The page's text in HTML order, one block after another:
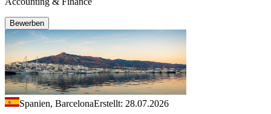
Bewerben
Spanien, BarcelonaErstellt: 28.07.2026